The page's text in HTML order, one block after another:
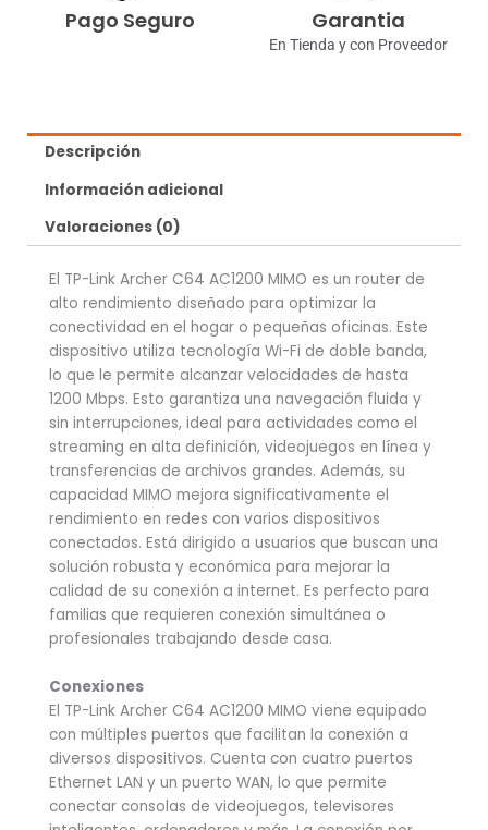
Pago Seguro Garantia
En Tienda y con Proveedor
Descripción
Información adicional
Valoraciones (0)
El TP-Link Archer C64 AC1200 MIMO es un router de
alto rendimiento diseñado para optimizar la
conectividad en el hogar o pequeñas oficinas. Este
dispositivo utiliza tecnología Wi-Fi de doble banda,
lo que le permite alcanzar velocidades de hasta
1200 Mbps. Esto garantiza una navegación fluida y
sin interrupciones, ideal para actividades como el
streaming en alta definición, videojuegos en línea y
transferencias de archivos grandes. Además, su
capacidad MIMO mejora significativamente el
rendimiento en redes con varios dispositivos
conectados. Está dirigido a usuarios que buscan una
solución robusta y económica para mejorar la
calidad de su conexión a internet. Es perfecto para
familias que requieren conexión simultánea o
profesionales trabajando desde casa.
Conexiones
El TP-Link Archer C64 AC1200 MIMO viene equipado
con múltiples puertos que facilitan la conexión a
diversos dispositivos. Cuenta con cuatro puertos
Ethernet LAN y un puerto WAN, lo que permite
conectar consolas de videojuegos, televisores